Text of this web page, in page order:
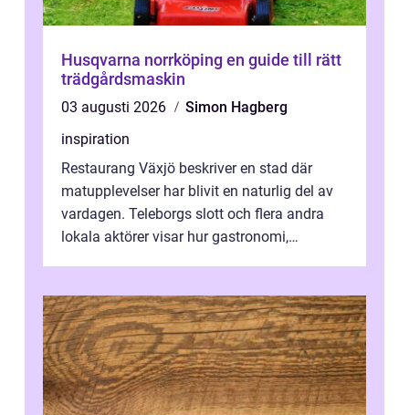
Husqvarna norrköping en guide till rätt
trädgårdsmaskin
03 augusti 2026
Simon Hagberg
inspiration
Restaurang Växjö beskriver en stad där
matupplevelser har blivit en naturlig del av
vardagen. Teleborgs slott och flera andra
lokala aktörer visar hur gastronomi,